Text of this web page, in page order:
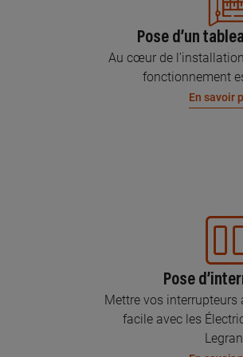
Pose d’un
Au cœur de
fonctionnement
En savoir
Pose
Mettre vos interrupteurs
facile avec les